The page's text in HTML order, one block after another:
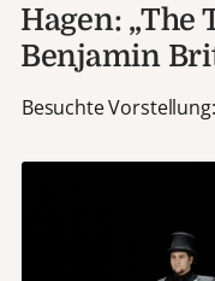
Hagen: „The
Benjamin
Besuchte